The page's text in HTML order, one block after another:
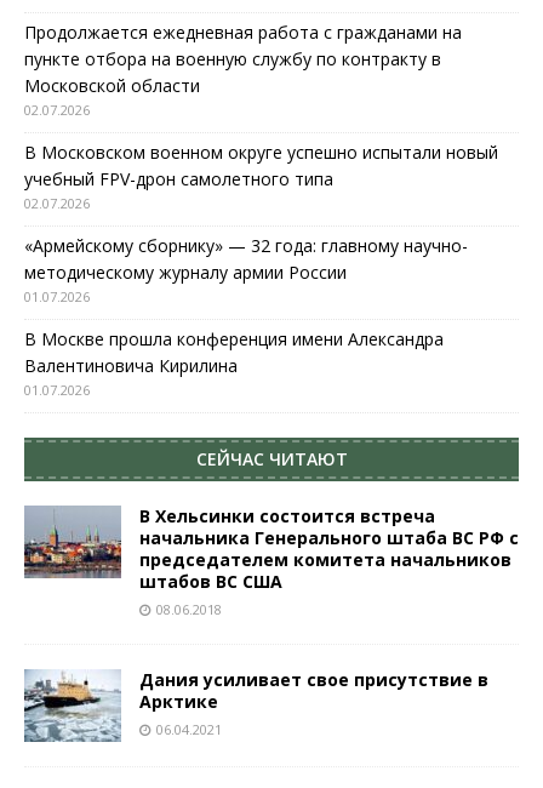
Продолжается ежедневная работа с гражданами на
пункте отбора на военную службу по контракту в
Московской области
02.07.2026
В Московском военном округе успешно испытали новый
учебный FPV-дрон самолетного типа
02.07.2026
«Армейскому сборнику» — 32 года: главному научно-
методическому журналу армии России
01.07.2026
В Москве прошла конференция имени Александра
Валентиновича Кирилина
01.07.2026
СЕЙЧАС ЧИТАЮТ
В Хельсинки состоится встреча
начальника Генерального штаба ВС РФ с
председателем комитета начальников
штабов ВС США
08.06.2018
Дания усиливает свое присутствие в
Арктике
06.04.2021